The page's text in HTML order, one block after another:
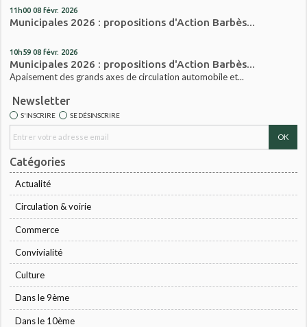
11h00 08 févr. 2026
Municipales 2026 : propositions d'Action Barbès...
10h59 08 févr. 2026
Municipales 2026 : propositions d'Action Barbès...
Apaisement des grands axes de circulation automobile et...
Newsletter
S'INSCRIRE SE DÉSINSCRIRE
Catégories
Actualité
Circulation & voirie
Commerce
Convivialité
Culture
Dans le 9ème
Dans le 10ème